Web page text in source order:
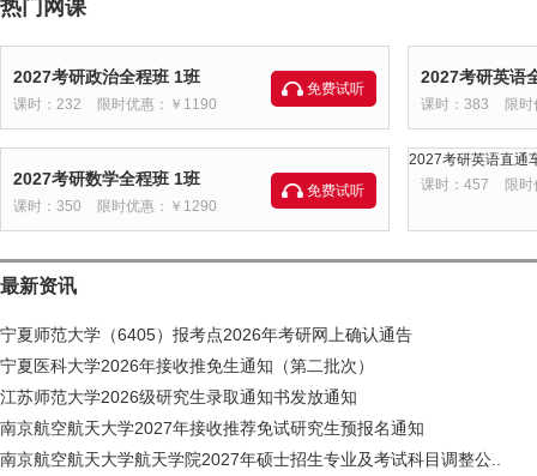
热门网课
2027考研政治全程班 1班
课时：232 限时优惠：￥1190
免费试听
2027考研英语
课时：383 限
2027考研数学全程班 1班
课时：350 限时优惠：￥1290
免费试听
2027考研英语直通
课时：457
限
最新资讯
宁夏师范大学（6405）报考点2026年考研网上确认通告
宁夏医科大学2026年接收推免生通知（第二批次）
江苏师范大学2026级研究生录取通知书发放通知
南京航空航天大学2027年接收推荐免试研究生预报名通知
南京航空航天大学航天学院2027年硕士招生专业及考试科目调整公..